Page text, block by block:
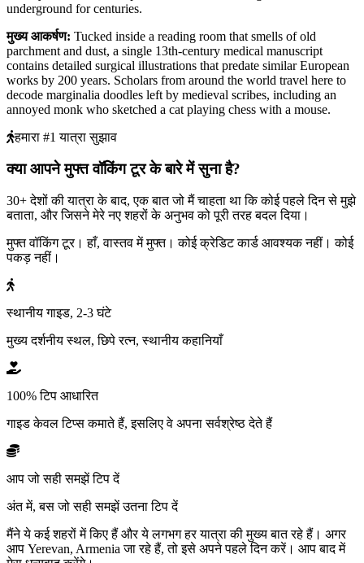
underground for centuries.
मुख्य आकर्षण: Tucked inside a reading room that smells of old
parchment and dust, a single 13th-century medical manuscript
contains detailed surgical illustrations that predate similar European
works by 200 years. Scholars from around the world travel here to
decode marginalia doodles left by medieval scribes, including an
annoyed monk who sketched a cat playing chess with a mouse.
हमारा #1 यात्रा सुझाव
क्या आपने मुफ्त वॉकिंग टूर के बारे में सुना है?
30+ देशों की यात्रा के बाद, एक बात जो मैं चाहता था कि कोई पहले दिन से मुझे
बताता, और जिसने मेरे नए शहरों के अनुभव को पूरी तरह बदल दिया।
मुफ्त वॉकिंग टूर। हाँ, वास्तव में मुफ्त। कोई क्रेडिट कार्ड आवश्यक नहीं। कोई
पकड़ नहीं।
स्थानीय गाइड, 2-3 घंटे
मुख्य दर्शनीय स्थल, छिपे रत्न, स्थानीय कहानियाँ
100% टिप आधारित
गाइड केवल टिप्स कमाते हैं, इसलिए वे अपना सर्वश्रेष्ठ देते हैं
आप जो सही समझें टिप दें
अंत में, बस जो सही समझें उतना टिप दें
मैंने ये कई शहरों में किए हैं और ये लगभग हर यात्रा की मुख्य बात रहे हैं। अगर
आप Yerevan, Armenia जा रहे हैं, तो इसे अपने पहले दिन करें। आप बाद में